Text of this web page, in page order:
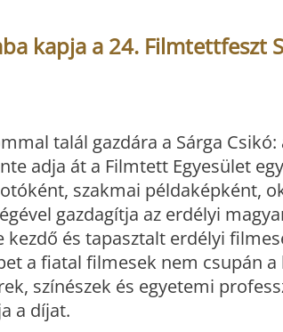
kapja a 24. Filmtettfeszt
talál gazdára a Sárga
adja át a Filmtett Egyesület
szakmai példaképként,
gazdagítja az erdélyi
kezdő és tapasztalt erdélyi
a fiatal filmesek nem csupán
színészek és egyetemi
a díjat.